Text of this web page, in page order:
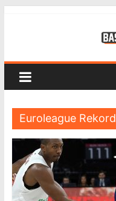
Euroleague Rekord